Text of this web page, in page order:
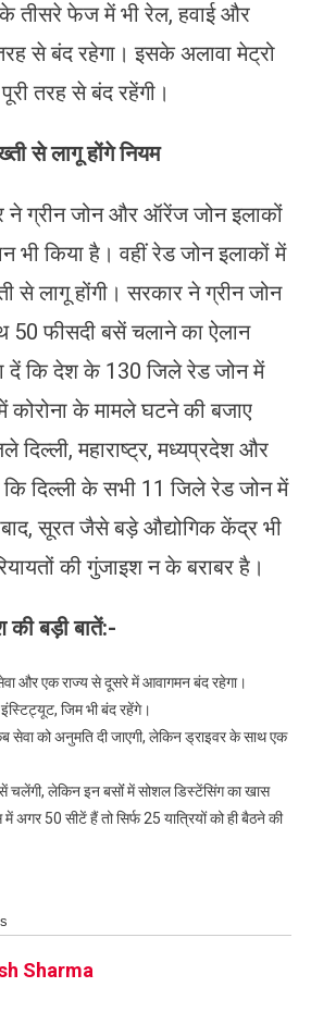
तीसरे फेज में भी रेल, हवाई और
से बंद रहेगा। इसके अलावा मेट्रो
तरह से बंद रहेंगी।
से लागू होंगे नियम
ने ग्रीन जोन और ऑरेंज जोन इलाकों
भी किया है। वहीं रेड जोन इलाकों में
से लागू होंगी। सरकार ने ग्रीन जोन
50 फीसदी बसें चलाने का ऐलान
दें कि देश के 130 जिले रेड जोन में
कोरोना के मामले घटने की बजाए
दिल्ली, महाराष्ट्र, मध्यप्रदेश और
दिल्ली के सभी 11 जिले रेड जोन में
सूरत जैसे बड़े औद्योगिक केंद्र भी
की गुंजाइश न के बराबर है।
बड़ी बातें:-
और एक राज्य से दूसरे में आवागमन बंद रहेगा।
जिम भी बंद रहेंगे।
को अनुमति दी जाएगी, लेकिन ड्राइवर के साथ एक
चलेंगी, लेकिन इन बसोंं में सोशल डिस्टेंसिंग का खास
अगर 50 सीटें हैं तो सिर्फ 25 यात्रियों को ही बैठने की
Sharma